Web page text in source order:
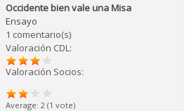
Occidente bien vale una Misa
Ensayo
1 comentario(s)
Valoración CDL:
Valoración Socios:
Average: 2 (1 vote)